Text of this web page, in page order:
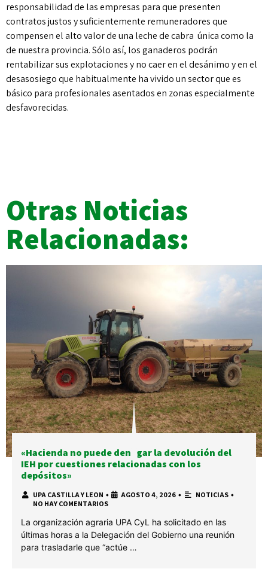
responsabilidad de las empresas para que presenten
contratos justos y suficientemente remuneradores que
compensen el alto valor de una leche de cabra única como la
de nuestra provincia. Sólo así, los ganaderos podrán
rentabilizar sus explotaciones y no caer en el desánimo y en el
desasosiego que habitualmente ha vivido un sector que es
básico para profesionales asentados en zonas especialmente
desfavorecidas.
Otras Noticias
Relacionadas:
«Hacienda no puede denegar la devolución del
IEH por cuestiones relacionadas con los
depósitos»
UPA CASTILLA Y LEON • AGOSTO 4, 2026 • NOTICIAS •
NO HAY COMENTARIOS
La organización agraria UPA CyL ha solicitado en las
últimas horas a la Delegación del Gobierno una reunión
para trasladarle que “actúe …